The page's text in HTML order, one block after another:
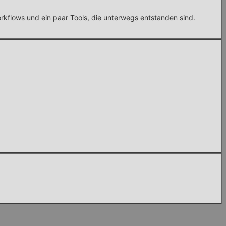
und ein paar Tools, die unterwegs entstanden sind.